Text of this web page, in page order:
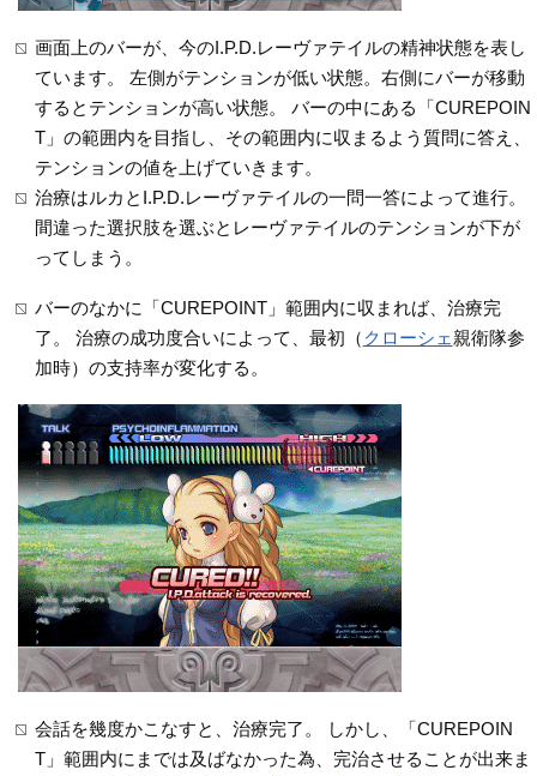
画面上のバーが、今のI.P.D.レーヴァテイルの精神状態を表し
ています。 左側がテンションが低い状態。右側にバーが移動
するとテンションが高い状態。 バーの中にある「CUREPOIN
T」の範囲内を目指し、その範囲内に収まるよう質問に答え、
テンションの値を上げていきます。
治療はルカとI.P.D.レーヴァテイルの一問一答によって進行。
間違った選択肢を選ぶとレーヴァテイルのテンションが下が
ってしまう。
バーのなかに「CUREPOINT」範囲内に収まれば、治療完
了。 治療の成功度合いによって、最初（ クローシェ 親衛隊参
加時）の支持率が変化する。
会話を幾度かこなすと、治療完了。 しかし、「CUREPOIN
T」範囲内にまでは及ばなかった為、完治させることが出来ま